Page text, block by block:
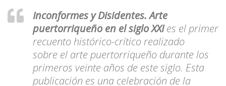
Inconformes y Disidentes. Arte
puertorriqueño en el siglo XXIes el primer
recuento histórico-crítico realizado
sobre el arte puertorriqueño durante los
primeros veinte años de este siglo. Esta
publicación es una celebración de la